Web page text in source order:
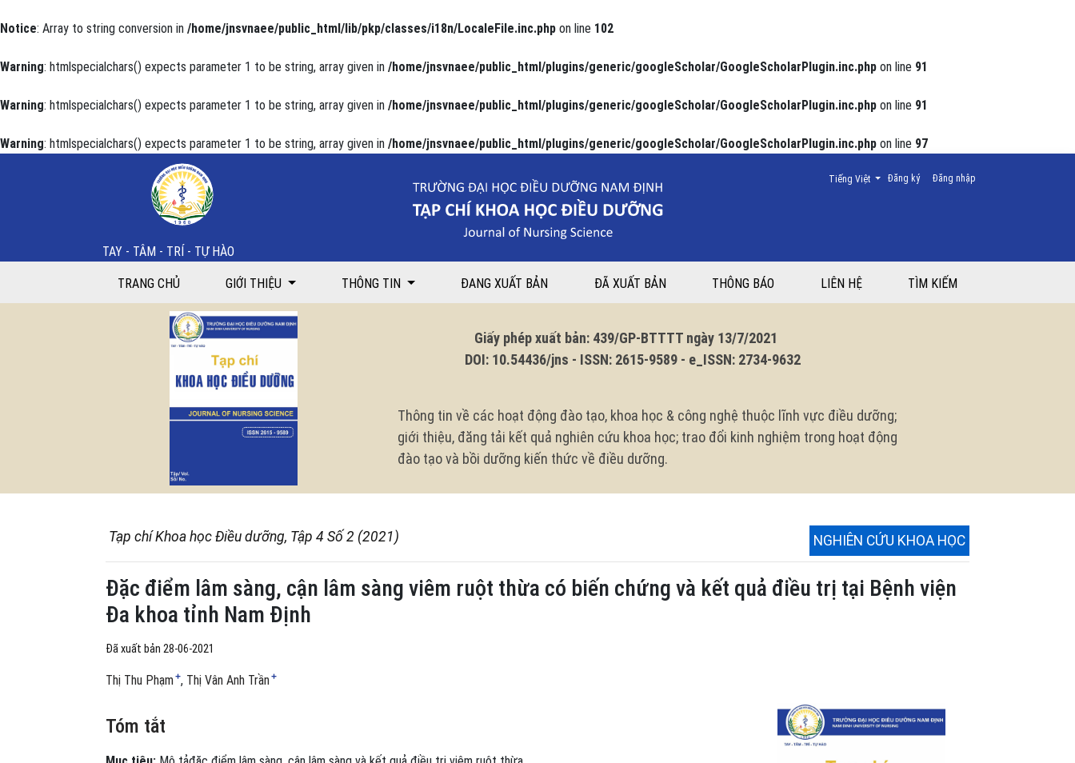
Notice: Array to string conversion in /home/jnsvnaee/public_html/lib/pkp/classes/i18n/LocaleFile.inc.php on line 102
Warning: htmlspecialchars() expects parameter 1 to be string, array given in /home/jnsvnaee/public_html/plugins/generic/googleScholar/GoogleScholarPlugin.inc.php on line 91
Warning: htmlspecialchars() expects parameter 1 to be string, array given in /home/jnsvnaee/public_html/plugins/generic/googleScholar/GoogleScholarPlugin.inc.php on line 91
Warning: htmlspecialchars() expects parameter 1 to be string, array given in /home/jnsvnaee/public_html/plugins/generic/googleScholar/GoogleScholarPlugin.inc.php on line 97
Đặc điểm lâm sàng, cận lâm sàng viêm ruột thừa có biến chứng và kết quả điều trị tại Bệnh viện Đa khoa tỉnh Nam Định
TAY - TÂM - TRÍ - TỰ HÀO
Đăng ký Đăng nhập
Thay đổi ngôn ngữ. Ngôn ngữ hiện tại là:
Tiếng Việt
TRANG CHỦ GIỚI THIỆU THÔNG TIN ĐANG XUẤT BẢN ĐÃ XUẤT BẢN THÔNG BÁO LIÊN HỆ TÌM KIẾM
Giấy phép xuất bản: 439/GP-BTTTT ngày 13/7/2021
DOI: 10.54436/jns - ISSN: 2615-9589 - e_ISSN: 2734-9632
Thông tin về các hoạt động đào tạo, khoa học & công nghệ thuộc lĩnh vực điều dưỡng;
giới thiệu, đăng tải kết quả nghiên cứu khoa học; trao đổi kinh nghiệm trong hoạt động
đào tạo và bồi dưỡng kiến thức về điều dưỡng.
Tạp chí Khoa học Điều dưỡng, Tập 4 Số 2 (2021) NGHIÊN CỨU KHOA HỌC
Đặc điểm lâm sàng, cận lâm sàng viêm ruột thừa có biến chứng và kết quả điều trị tại Bệnh viện
Đa khoa tỉnh Nam Định
Đã xuất bản 28-06-2021
Thị Thu Phạm+ Thị Vân Anh Trần+
Tóm tắt